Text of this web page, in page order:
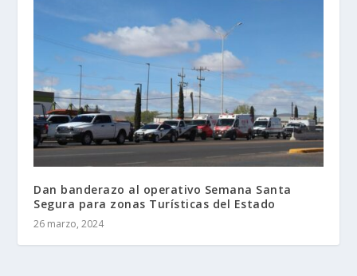
Dan banderazo al operativo Semana Santa
Segura para zonas Turísticas del Estado
26 marzo, 2024